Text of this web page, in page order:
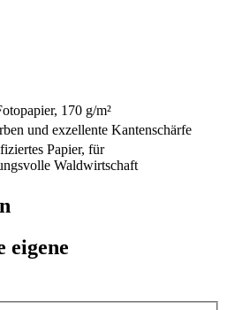
170 g/m²
und exzellente Kantenschärfe
Papier, für
Waldwirtschaft
eigene